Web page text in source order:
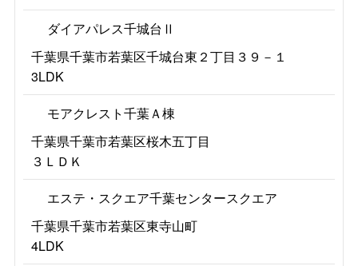
ダイアパレス千城台Ⅱ
千葉県千葉市若葉区千城台東２丁目３９－１
3LDK
モアクレスト千葉Ａ棟
千葉県千葉市若葉区桜木五丁目
３ＬＤＫ
エステ・スクエア千葉センタースクエア
千葉県千葉市若葉区東寺山町
4LDK